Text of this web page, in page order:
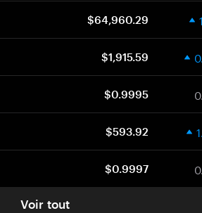
$64,960.29
$1,915.59
$0.9995
$593.92
$0.9997
Voir tout